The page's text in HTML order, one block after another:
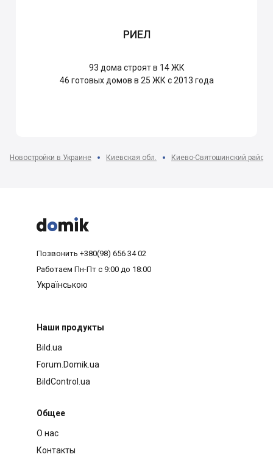
РИЕЛ
93 дома строят в 14 ЖК
46 готовых домов в 25 ЖК с 2013 года
Новостройки в Украине Киевская обл. Киево-Святошинский район



Позвонить +380(98) 656 34 02
Работаем Пн-Пт с 9:00 до 18:00
Українською
Наши продукты
Bild.ua
Forum.Domik.ua
BildControl.ua
Общее
О нас
Контакты